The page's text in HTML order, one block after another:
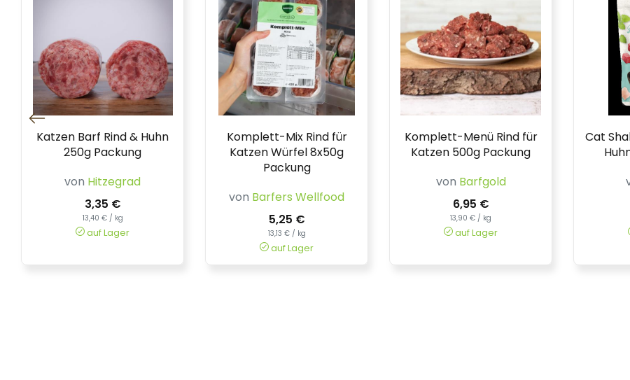
Katzen Barf Rind & Huhn
250g Packung
von Hitzegrad
3,35 €
13,40 € / kg
auf Lager
Komplett-Mix Rind für
Katzen Würfel 8x50g
Packung
von Barfers Wellfood
5,25 €
13,13 € / kg
auf Lager
Komplett-Menü Rind für
Katzen 500g Packung
von Barfgold
6,95 €
13,90 € / kg
auf Lager
Cat